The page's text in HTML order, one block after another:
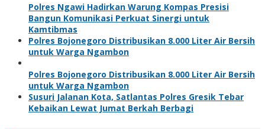
Polres Ngawi Hadirkan Warung Kompas Presisi
Bangun Komunikasi Perkuat Sinergi untuk
Kamtibmas
Polres Bojonegoro Distribusikan 8.000 Liter Air Bersih
untuk Warga Ngambon
Polres Bojonegoro Distribusikan 8.000 Liter Air Bersih
untuk Warga Ngambon
Susuri Jalanan Kota, Satlantas Polres Gresik Tebar
Kebaikan Lewat Jumat Berkah Berbagi